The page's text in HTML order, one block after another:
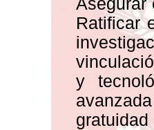
Asegurar
Ratificar
y
gratuidad